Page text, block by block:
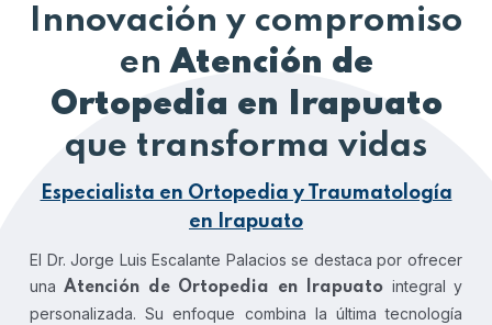
Innovación y compromiso
enAtención de
Ortopedia en Irapuato
que transforma vidas
Especialista en Ortopedia y Traumatología
en Irapuato
El Dr. Jorge Luis Escalante Palacios se destaca por ofrecer
unaAtención de Ortopedia en Irapuato integral y
personalizada. Su enfoque combina la última tecnología